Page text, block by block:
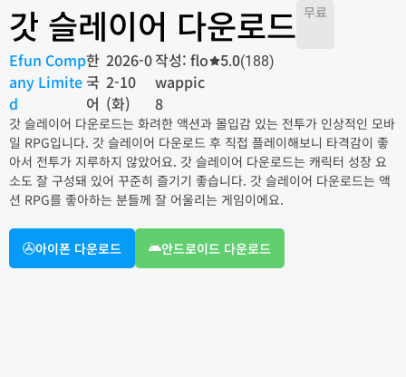
갓 슬레이어 다운로드 무료
Efun Comp
any Limite
d
한
국
어
2026-0
2-10
(화)
작성: flo
wappic
8
5.0(188)
갓 슬레이어 다운로드는 화려한 액션과 몰입감 있는 전투가 인상적인 모바
일 RPG입니다. 갓 슬레이어 다운로드 후 직접 플레이해보니 타격감이 좋
아서 전투가 지루하지 않았어요. 갓 슬레이어 다운로드는 캐릭터 성장 요
소도 잘 구성돼 있어 꾸준히 즐기기 좋습니다. 갓 슬레이어 다운로드는 액
션 RPG를 좋아하는 분들께 잘 어울리는 게임이에요.
아이폰 다운로드 안드로이드 다운로드